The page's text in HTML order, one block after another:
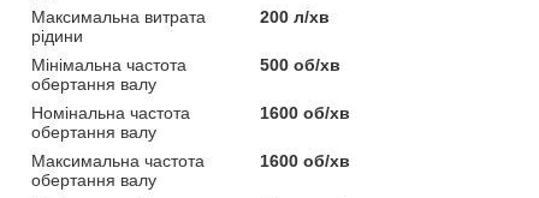
Максимальна витрата
рідини
200 л/хв
Мінімальна частота
обертання валу
500 об/хв
Номінальна частота
обертання валу
1600 об/хв
Максимальна частота
обертання валу
1600 об/хв